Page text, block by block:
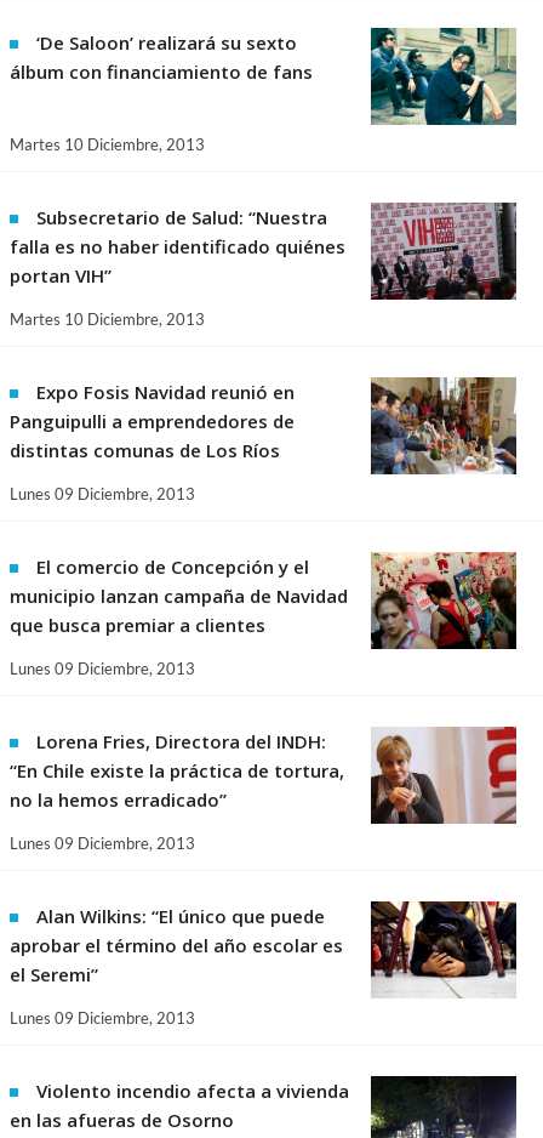
‘De Saloon’ realizará su sexto
álbum con financiamiento de fans
Martes 10 Diciembre, 2013
Subsecretario de Salud: “Nuestra
falla es no haber identificado quiénes
portan VIH”
Martes 10 Diciembre, 2013
Expo Fosis Navidad reunió en
Panguipulli a emprendedores de
distintas comunas de Los Ríos
Lunes 09 Diciembre, 2013
El comercio de Concepción y el
municipio lanzan campaña de Navidad
que busca premiar a clientes
Lunes 09 Diciembre, 2013
Lorena Fries, Directora del INDH:
“En Chile existe la práctica de tortura,
no la hemos erradicado”
Lunes 09 Diciembre, 2013
Alan Wilkins: “El único que puede
aprobar el término del año escolar es
el Seremi”
Lunes 09 Diciembre, 2013
Violento incendio afecta a vivienda
en las afueras de Osorno